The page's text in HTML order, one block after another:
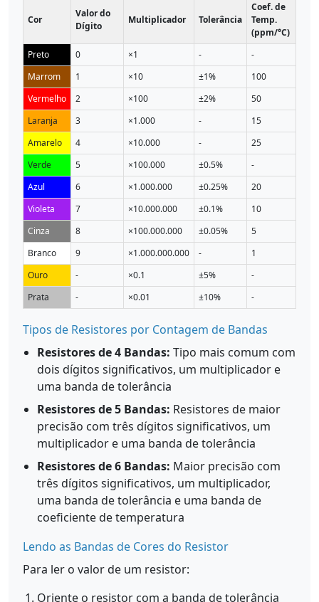
Cor
Valor do
Dígito
Multiplicador Tolerância
Coef. de
Temp.
(ppm/°C)
Preto
0 ×1 -
-
Marrom
1 ×10 ±1%
100
Vermelho
2 ×100 ±2%
50
Laranja
3 ×1.000 -
15
Amarelo
4 ×10.000 -
25
Verde
5 ×100.000 ±0.5%
-
Azul
6 ×1.000.000 ±0.25%
20
Violeta
7 ×10.000.000 ±0.1%
10
Cinza
8 ×100.000.000 ±0.05%
5
Branco
9 ×1.000.000.000 -
1
Ouro
- ×0.1 ±5%
-
Prata
- ×0.01 ±10% -
Tipos de Resistores por Contagem de Bandas
Resistores de 4 Bandas: Tipo mais comum com
dois dígitos significativos, um multiplicador e
uma banda de tolerância
Resistores de 5 Bandas: Resistores de maior
precisão com três dígitos significativos, um
multiplicador e uma banda de tolerância
Resistores de 6 Bandas: Maior precisão com
três dígitos significativos, um multiplicador,
uma banda de tolerância e uma banda de
coeficiente de temperatura
Lendo as Bandas de Cores do Resistor
Para ler o valor de um resistor:
Oriente o resistor com a banda de tolerância